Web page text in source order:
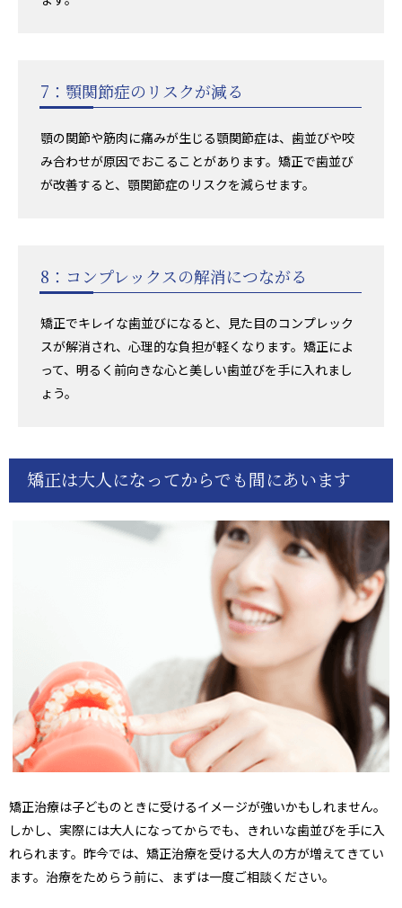
7：顎関節症のリスクが減る
顎の関節や筋肉に痛みが生じる顎関節症は、歯並びや咬
み合わせが原因でおこることがあります。矯正で歯並び
が改善すると、顎関節症のリスクを減らせます。
8：コンプレックスの解消につながる
矯正でキレイな歯並びになると、見た目のコンプレック
スが解消され、心理的な負担が軽くなります。矯正によ
って、明るく前向きな心と美しい歯並びを手に入れまし
ょう。
矯正は大人になってからでも間にあいます
矯正治療は子どものときに受けるイメージが強いかもしれません。
しかし、実際には大人になってからでも、きれいな歯並びを手に入
れられます。昨今では、矯正治療を受ける大人の方が増えてきてい
ます。治療をためらう前に、まずは一度ご相談ください。